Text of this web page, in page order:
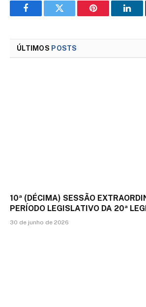
FacebookTwitter Pinterest
ÚLTIMOS POSTS
10ª (DÉCIMA) SESSÃO
PERÍODO LEGISLATIVO DA 20ª
30 de junho de 2026